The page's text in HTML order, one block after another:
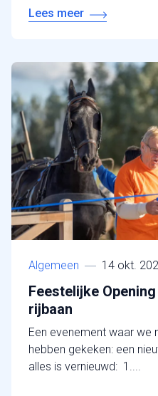
Lees meer
Algemeen 14 okt.
Feestelijke
rijbaan
Een evenement waar we
hebben gekeken: een
alles is vernieuwd: 1....